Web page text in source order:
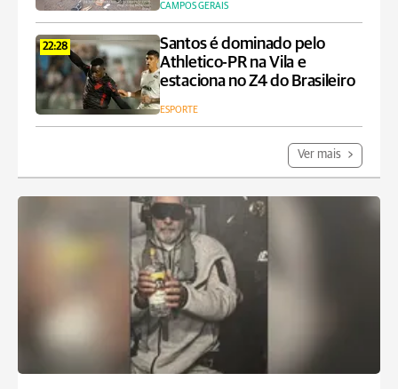
CAMPOS GERAIS
22:28
Santos é dominado pelo
Athletico-PR na Vila e
estaciona no Z4 do Brasileiro
ESPORTE
Ver mais